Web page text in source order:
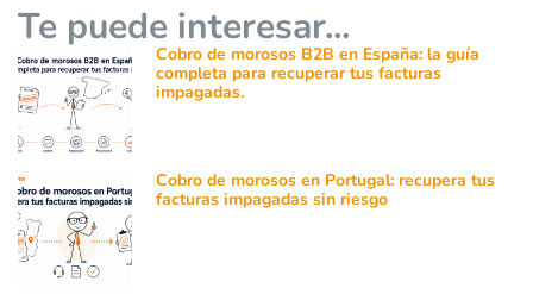
Te puede interesar...
Cobro de morosos B2B en España: la guía
completa para recuperar tus facturas
impagadas.
Cobro de morosos en Portugal: recupera tus
facturas impagadas sin riesgo